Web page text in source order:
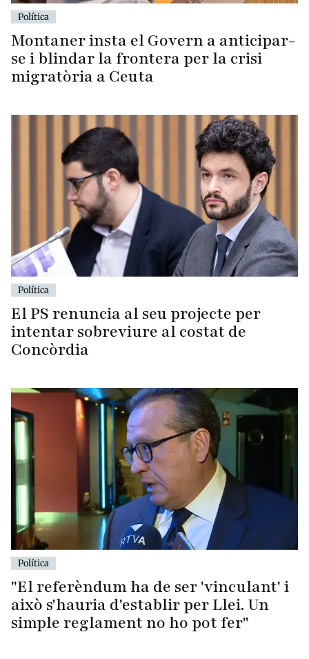
Política
Montaner insta el Govern a anticipar-
se i blindar la frontera per la crisi
migratòria a Ceuta
Política
El PS renuncia al seu projecte per
intentar sobreviure al costat de
Concòrdia
Política
"El referèndum ha de ser 'vinculant' i
això s'hauria d'establir per Llei. Un
simple reglament no ho pot fer"